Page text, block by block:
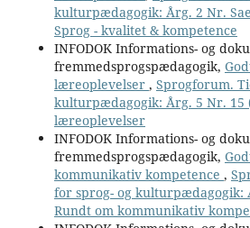
kulturpædagogik: Årg. 2 Nr.
Sprog - kvalitet & kompetence
INFODOK Informations- og
fremmedsprogspædagogik,
læreoplevelser , Sprogforum.
kulturpædagogik: Årg. 5 Nr. 15
læreoplevelser
INFODOK Informations- og
fremmedsprogspædagogik,
kommunikativ kompetence ,
for sprog- og kulturpædagogik:
Rundt om kommunikativ